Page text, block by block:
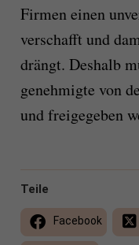
Firmen einen
verschafft und
drängt. Deshalb
genehmigte von
und freigegeben
Teile
Facebook